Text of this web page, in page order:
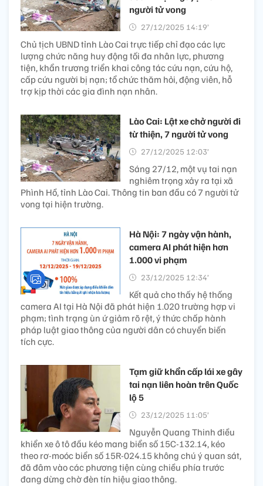
người tử vong
27/12/2025 14:19’
Chủ tịch UBND tỉnh Lào Cai trực tiếp chỉ đạo các lực
lượng chức năng huy động tối đa nhân lực, phương
tiện, khẩn trương triển khai công tác cứu nạn, cứu hộ,
cấp cứu người bị nạn; tổ chức thăm hỏi, động viên, hỗ
trợ kịp thời các gia đình nạn nhân.
Lào Cai: Lật xe chở người đi
từ thiện, 7 người tử vong
27/12/2025 12:03’
Sáng 27/12, một vụ tai nạn
nghiêm trọng xảy ra tại xã
Phình Hồ, tỉnh Lào Cai. Thông tin ban đầu có 7 người tử
vong tại hiện trường.
Hà Nội: 7 ngày vận hành,
camera AI phát hiện hơn
1.000 vi phạm
23/12/2025 12:34’
Kết quả cho thấy hệ thống
camera AI tại Hà Nội đã phát hiện 1.020 trường hợp vi
phạm; tình trạng ùn ứ giảm rõ rệt, ý thức chấp hành
pháp luật giao thông của người dân có chuyển biến
tích cực.
Tạm giữ khẩn cấp lái xe gây
tai nạn liên hoàn trên Quốc
lộ 5
23/12/2025 11:05’
Nguyễn Quang Thinh điều
khiển xe ô tô đầu kéo mang biển số 15C-132.14, kéo
theo rơ-moóc biển số 15R-024.15 không chú ý quan sát,
đã đâm vào các phương tiện cùng chiều phía trước
đang dừng chờ đèn tín hiệu giao thông.